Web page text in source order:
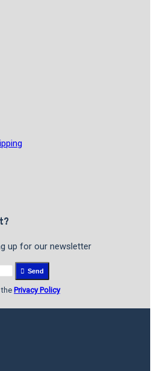
up for our newsletter
Send
Privacy Policy